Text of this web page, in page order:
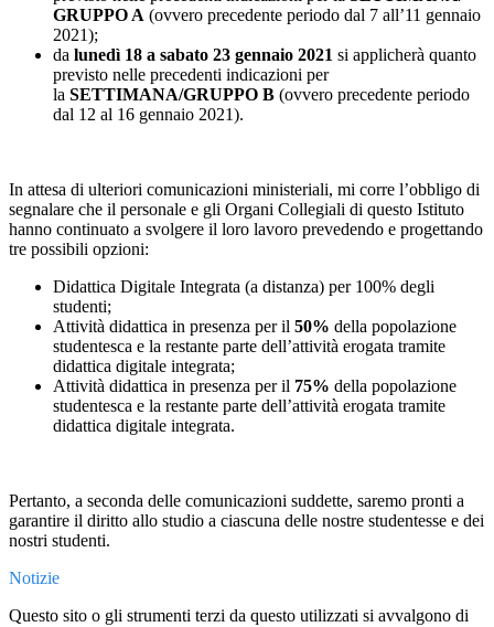
GRUPPO A (ovvero precedente periodo dal 7 all’11 gennaio
2021);
da lunedì 18 a sabato 23 gennaio 2021 si applicherà quanto
previsto nelle precedenti indicazioni per
la SETTIMANA/GRUPPO B (ovvero precedente periodo
dal 12 al 16 gennaio 2021).
In attesa di ulteriori comunicazioni ministeriali, mi corre l’obbligo di
segnalare che il personale e gli Organi Collegiali di questo Istituto
hanno continuato a svolgere il loro lavoro prevedendo e progettando
tre possibili opzioni:
Didattica Digitale Integrata (a distanza) per 100% degli
studenti;
Attività didattica in presenza per il 50% della popolazione
studentesca e la restante parte dell’attività erogata tramite
didattica digitale integrata;
Attività didattica in presenza per il 75% della popolazione
studentesca e la restante parte dell’attività erogata tramite
didattica digitale integrata.
Pertanto, a seconda delle comunicazioni suddette, saremo pronti a
garantire il diritto allo studio a ciascuna delle nostre studentesse e dei
nostri studenti.
Notizie
Questo sito o gli strumenti terzi da questo utilizzati si avvalgono di